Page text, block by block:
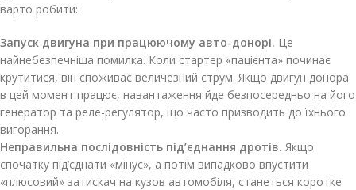
варто робити:
Запуск двигуна при працюючому авто-донорі. Це
найнебезпечніша помилка. Коли стартер «пацієнта» починає
крутитися, він споживає величезний струм. Якщо двигун донора
в цей момент працює, навантаження йде безпосередньо на його
генератор та реле-регулятор, що часто призводить до їхнього
вигорання.
Неправильна послідовність під’єднання дротів. Якщо
спочатку під’єднати «мінус», а потім випадково впустити
«плюсовий» затискач на кузов автомобіля, станеться коротке